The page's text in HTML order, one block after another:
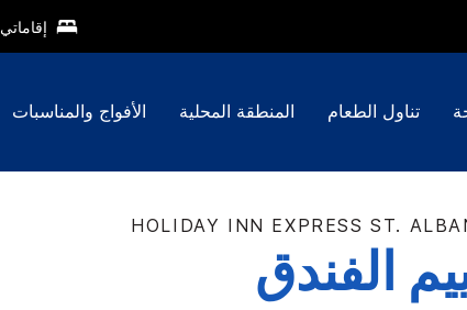
إقاماتي
تناول الطعام المنطقة المحلية الأفواج والمناسبات
HOLIDAY INN EXPRESS ST.
الفندق